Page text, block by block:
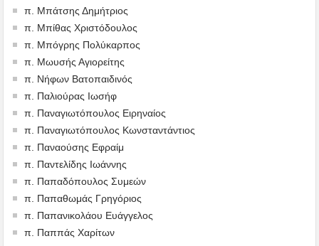
π. Μπάτσης Δημήτριος
π. Μπίθας Χριστόδουλος
π. Μπόγρης Πολύκαρπος
π. Μωυσής Αγιορείτης
π. Νήφων Βατοπαιδινός
π. Παλιούρας Ιωσήφ
π. Παναγιωτόπουλος Ειρηναίος
π. Παναγιωτόπουλος Κωνσταντάντιος
π. Παναούσης Εφραίμ
π. Παντελίδης Ιωάννης
π. Παπαδόπουλος Συμεών
π. Παπαθωμάς Γρηγόριος
π. Παπανικολάου Ευάγγελος
π. Παππάς Χαρίτων